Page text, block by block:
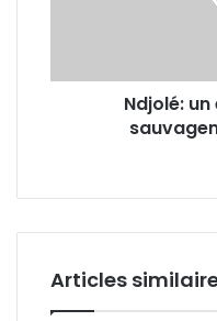
Ndjolé:
Articles